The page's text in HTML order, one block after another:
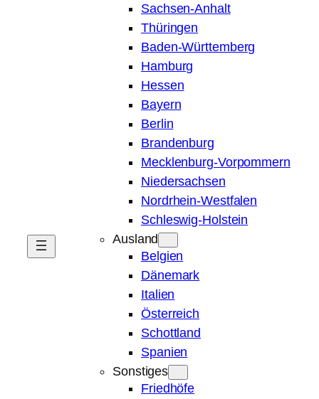
Sachsen-Anhalt
Thüringen
Baden-Württemberg
Hamburg
Hessen
Bayern
Berlin
Brandenburg
Mecklenburg-Vorpommern
Niedersachsen
Nordrhein-Westfalen
Schleswig-Holstein
Ausland
Belgien
Dänemark
Italien
Österreich
Schottland
Spanien
Sonstiges
Friedhöfe